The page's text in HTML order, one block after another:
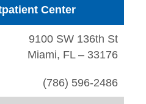
Center
9100 SW 136th St
Miami, FL – 33176
(786) 596-2486